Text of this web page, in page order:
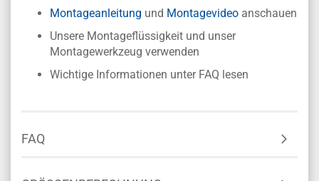
Montageanleitung und Montagevideo anschauen
Unsere Montageflüssigkeit und unser
Montagewerkzeug verwenden
Wichtige Informationen unter FAQ lesen
FAQ